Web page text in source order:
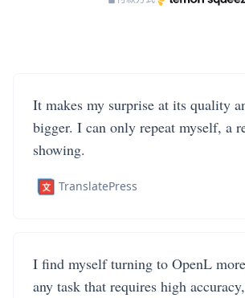
It makes my surprise at its quality
bigger. I can only repeat myself, a
showing.
TranslatePress
I find myself turning to OpenL
any task that requires high